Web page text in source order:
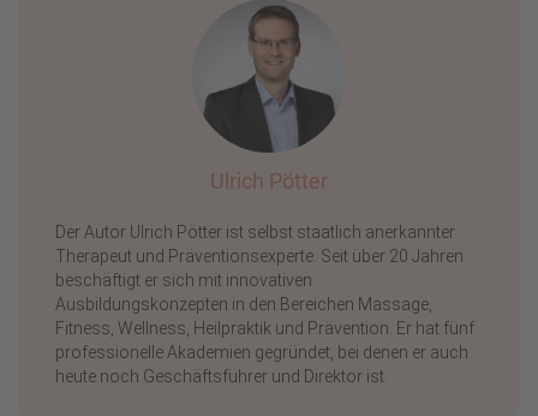
Ulrich Pötter
Der Autor Ulrich Pötter ist selbst staatlich anerkannter
Therapeut und Präventionsexperte. Seit über 20 Jahren
beschäftigt er sich mit innovativen
Ausbildungskonzepten in den Bereichen Massage,
Fitness, Wellness, Heilpraktik und Prävention. Er hat fünf
professionelle Akademien gegründet, bei denen er auch
heute noch Geschäftsführer und Direktor ist.